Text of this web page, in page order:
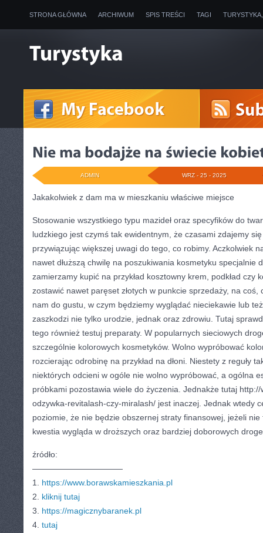
STRONA GŁÓWNA ARCHIWUM SPIS TREŚCI TAGI
WRZ - 25 - 2025
ADMIN
Jakakolwiek z dam ma w mieszkaniu właściwe miejsce
Stosowanie wszystkiego typu mazideł oraz specyfików do
ludzkiego jest czymś tak ewidentnym, że czasami zdajemy
przywiązując większej uwagi do tego, co robimy. Aczkolwiek
nawet dłuższą chwilę na poszukiwania kosmetyku specjalnie
zamierzamy kupić na przykład kosztowny krem, podkład czy
zostawić nawet paręset złotych w punkcie sprzedaży, na
nam do gustu, w czym będziemy wyglądać nieciekawie lub
zaszkodzi nie tylko urodzie, jednak oraz zdrowiu. Tutaj
tego również testuj preparaty. W popularnych sieciowych
szczególnie kolorowych kosmetyków. Wolno wypróbować
rozcierając odrobinę na przykład na dłoni. Niestety z reguły
niektórych odcieni w ogóle nie wolno wypróbować, a ogólna
próbkami pozostawia wiele do życzenia. Jednakże tutaj
odzywka-revitalash-czy-miralash/ jest inaczej. Jednak wtedy
poziomie, że nie będzie obszernej straty finansowej, jeżeli
kwestia wygląda w droższych oraz bardziej doborowych
źródło:
———————————
1. https://www.borawskamieszkania.pl
2. kliknij tutaj
3. https://magicznybaranek.pl
4. tutaj